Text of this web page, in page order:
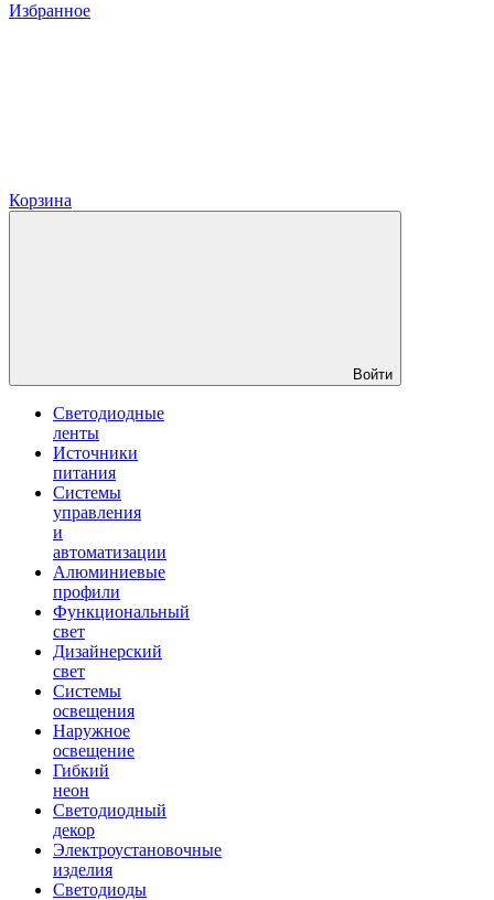
Избранное
Корзина
Войти
Светодиодные
ленты
Источники
питания
Системы
управления
и
автоматизации
Алюминиевые
профили
Функциональный
свет
Дизайнерский
свет
Системы
освещения
Наружное
освещение
Гибкий
неон
Светодиодный
декор
Электроустановочные
изделия
Светодиоды